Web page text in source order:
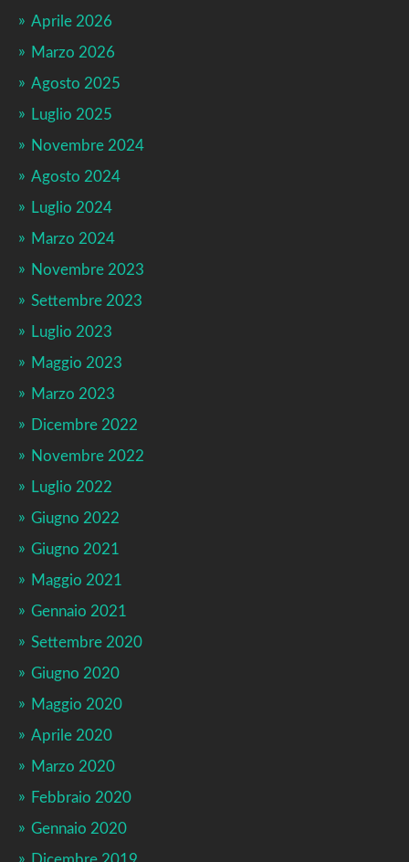
Aprile 2026
Marzo 2026
Agosto 2025
Luglio 2025
Novembre 2024
Agosto 2024
Luglio 2024
Marzo 2024
Novembre 2023
Settembre 2023
Luglio 2023
Maggio 2023
Marzo 2023
Dicembre 2022
Novembre 2022
Luglio 2022
Giugno 2022
Giugno 2021
Maggio 2021
Gennaio 2021
Settembre 2020
Giugno 2020
Maggio 2020
Aprile 2020
Marzo 2020
Febbraio 2020
Gennaio 2020